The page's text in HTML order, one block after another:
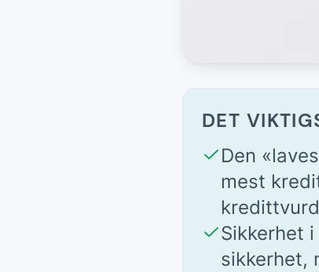
DET
Den
mest
Sikkerhet
sikkerhet,